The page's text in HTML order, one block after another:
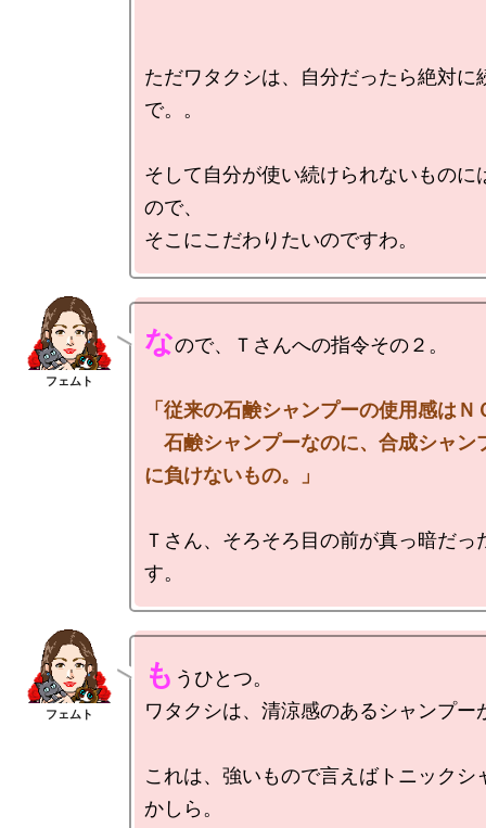
ただワタクシは、自分だったら絶対に
で。。
そして自分が使い続けられないものに
ので、
なので、Ｔさんへの指令その２。
「従来の石鹸シャンプーの使用感はＮ
石鹸シャンプーなのに、合成シャン
に負けないもの。」
Ｔさん、そろそろ目の前が真っ暗だっ
も うひとつ。
ワタクシは、清涼感のあるシャンプー
これは、強いもので言えばトニックシ
かしら。